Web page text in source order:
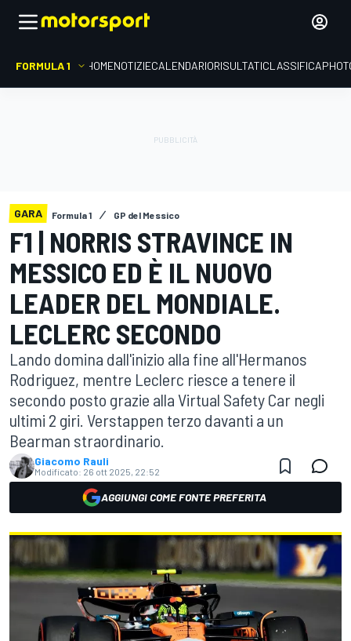
FORMULA 1 HOMENOTIZIECALENDARIORISULTATICLASSIFICA
GARA Formula 1 GP del Messico
F1 | NORRIS STRAVINCE IN
MESSICO ED È IL NUOVO
LEADER DEL MONDIALE.
LECLERC SECONDO
Lando domina dall'inizio alla fine all'Hermanos
Rodriguez, mentre Leclerc riesce a tenere il
secondo posto grazie alla Virtual Safety Car negli
ultimi 2 giri. Verstappen terzo davanti a un
Bearman straordinario.
Giacomo Rauli
Modificato: 26 ott 2025, 22:52
AGGIUNGI COME FONTE PREFERITA